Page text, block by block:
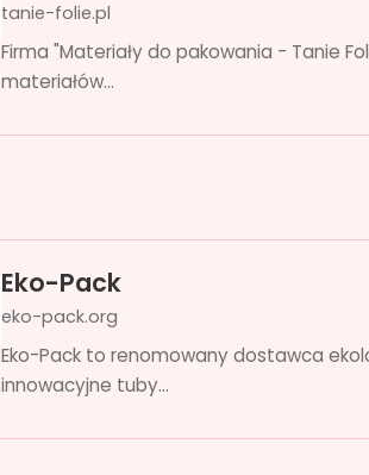
tanie-folie.pl
Firma "Materiały do pakowania - Tanie
materiałów...
Eko-Pack
eko-pack.org
Eko-Pack to renomowany dostawca
innowacyjne tuby...